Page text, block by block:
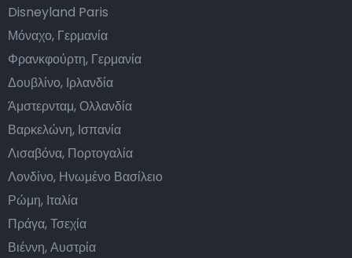
Disneyland Paris
Μόναχο, Γερμανία
Φρανκφούρτη, Γερμανία
Δουβλίνο, Ιρλανδία
Άμστερνταμ, Ολλανδία
Βαρκελώνη, Ισπανία
Λισαβόνα, Πορτογαλία
Λονδίνο, Ηνωμένο Βασίλειο
Ρώμη, Ιταλία
Πράγα, Τσεχία
Βιέννη, Αυστρία